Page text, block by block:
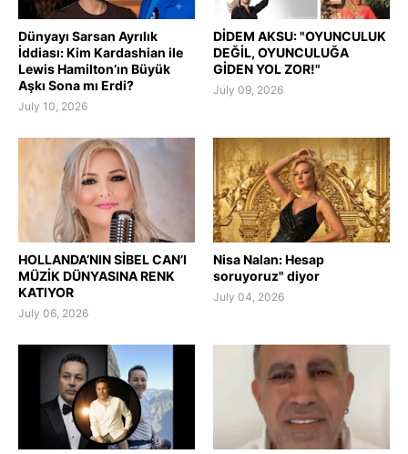
Dünyayı Sarsan Ayrılık
İddiası: Kim Kardashian ile
Lewis Hamilton’ın Büyük
Aşkı Sona mı Erdi?
July 10, 2026
DİDEM AKSU: "OYUNCULUK
DEĞİL, OYUNCULUĞA
GİDEN YOL ZOR!"
July 09, 2026
HOLLANDA’NIN SİBEL CAN’I
MÜZİK DÜNYASINA RENK
KATIYOR
July 06, 2026
Nisa Nalan: Hesap
soruyoruz" diyor
July 04, 2026